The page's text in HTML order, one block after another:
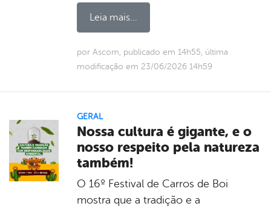
Leia mais...
por Ascom, publicado em 14h55, última
modificação em 23/06/2026 14h59
GERAL
Nossa cultura é gigante, e o
nosso respeito pela natureza
também!
O 16º Festival de Carros de Boi
mostra que a tradição e a